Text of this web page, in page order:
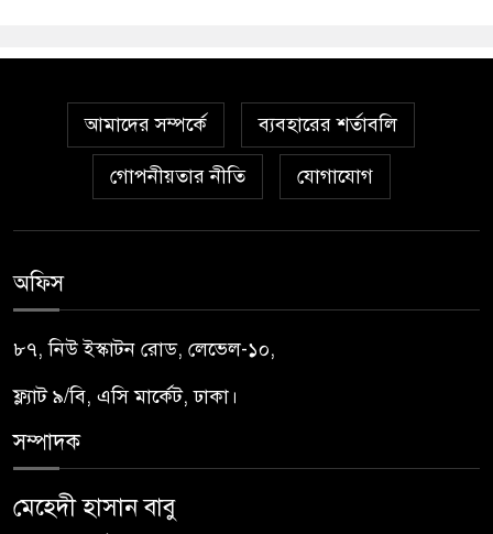
আমাদের সম্পর্কে ব্যবহারের শর্তাবলি
গোপনীয়তার নীতি যোগাযোগ
অফিস
৮৭, নিউ ইস্কাটন রোড, লেভেল-১০,
ফ্ল্যাট ৯/বি, এসি মার্কেট, ঢাকা।
সম্পাদক
মেহেদী হাসান বাবু